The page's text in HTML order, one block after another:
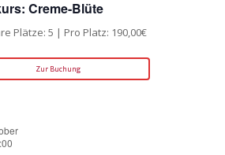
Creme-Blüte
Plätze: 5 | Pro Platz: 190,00€
Zur Buchung